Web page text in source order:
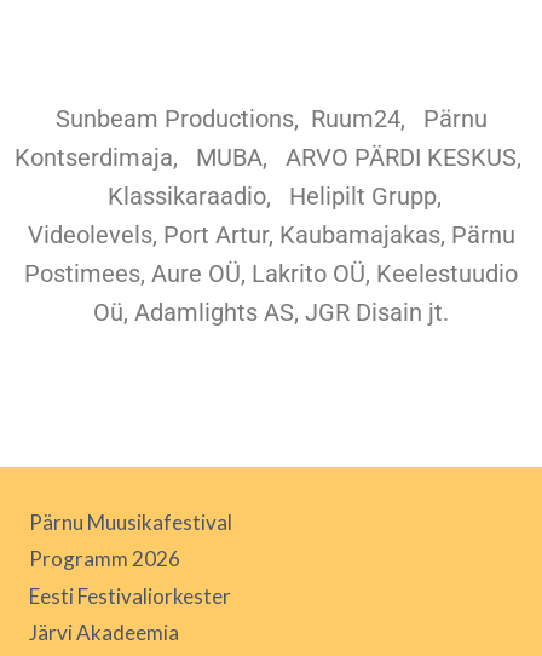
Sunbeam Productions, Ruum24, Pärnu
Kontserdimaja, MUBA, ARVO PÄRDI KESKUS,
Klassikaraadio, Helipilt Grupp,
Videolevels, Port Artur, Kaubamajakas, Pärnu
Postimees, Aure OÜ, Lakrito OÜ, Keelestuudio
Oü, Adamlights AS, JGR Disain jt.
Pärnu Muusikafestival
Programm 2026
Eesti Festivaliorkester
Järvi Akadeemia